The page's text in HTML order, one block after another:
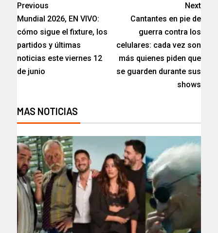
Previous
Mundial 2026, EN VIVO:
cómo sigue el fixture, los
partidos y últimas
noticias este viernes 12
de junio
Next
Cantantes en pie de
guerra contra los
celulares: cada vez son
más quienes piden que
se guarden durante sus
shows
MAS NOTICIAS